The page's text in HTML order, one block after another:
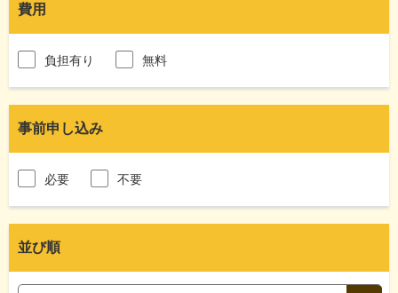
費用
負担有り 無料
事前申し込み
必要 不要
並び順